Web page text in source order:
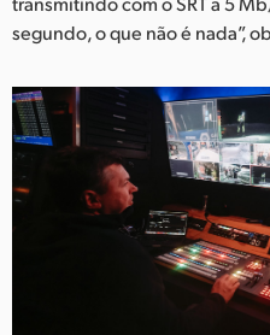
segundo, o que não é nada”,